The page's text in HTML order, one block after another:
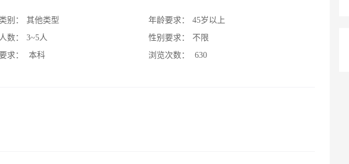
别：
其他类型
数：
3~5人
求：
本科
年龄要求：
45岁以上
性别要求：
不限
浏览次数：
630